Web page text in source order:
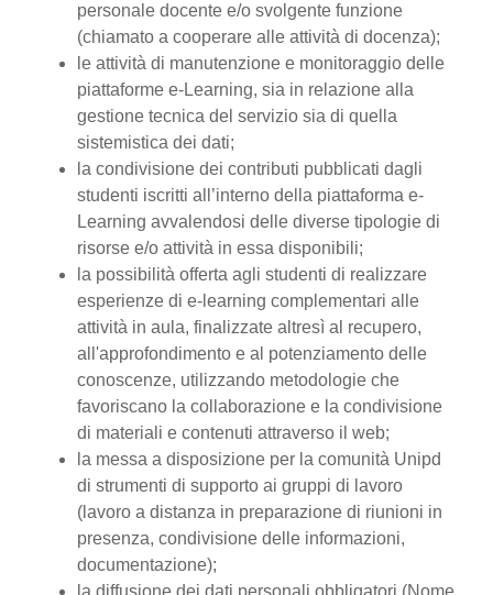
personale docente e/o svolgente funzione
(chiamato a cooperare alle attività di docenza);
le attività di manutenzione e monitoraggio delle
piattaforme e-Learning, sia in relazione alla
gestione tecnica del servizio sia di quella
sistemistica dei dati;
la condivisione dei contributi pubblicati dagli
studenti iscritti all’interno della piattaforma e-
Learning avvalendosi delle diverse tipologie di
risorse e/o attività in essa disponibili;
la possibilità offerta agli studenti di realizzare
esperienze di e-learning complementari alle
attività in aula, finalizzate altresì al recupero,
all'approfondimento e al potenziamento delle
conoscenze, utilizzando metodologie che
favoriscano la collaborazione e la condivisione
di materiali e contenuti attraverso il web;
la messa a disposizione per la comunità Unipd
di strumenti di supporto ai gruppi di lavoro
(lavoro a distanza in preparazione di riunioni in
presenza, condivisione delle informazioni,
documentazione);
la diffusione dei dati personali obbligatori (Nome,